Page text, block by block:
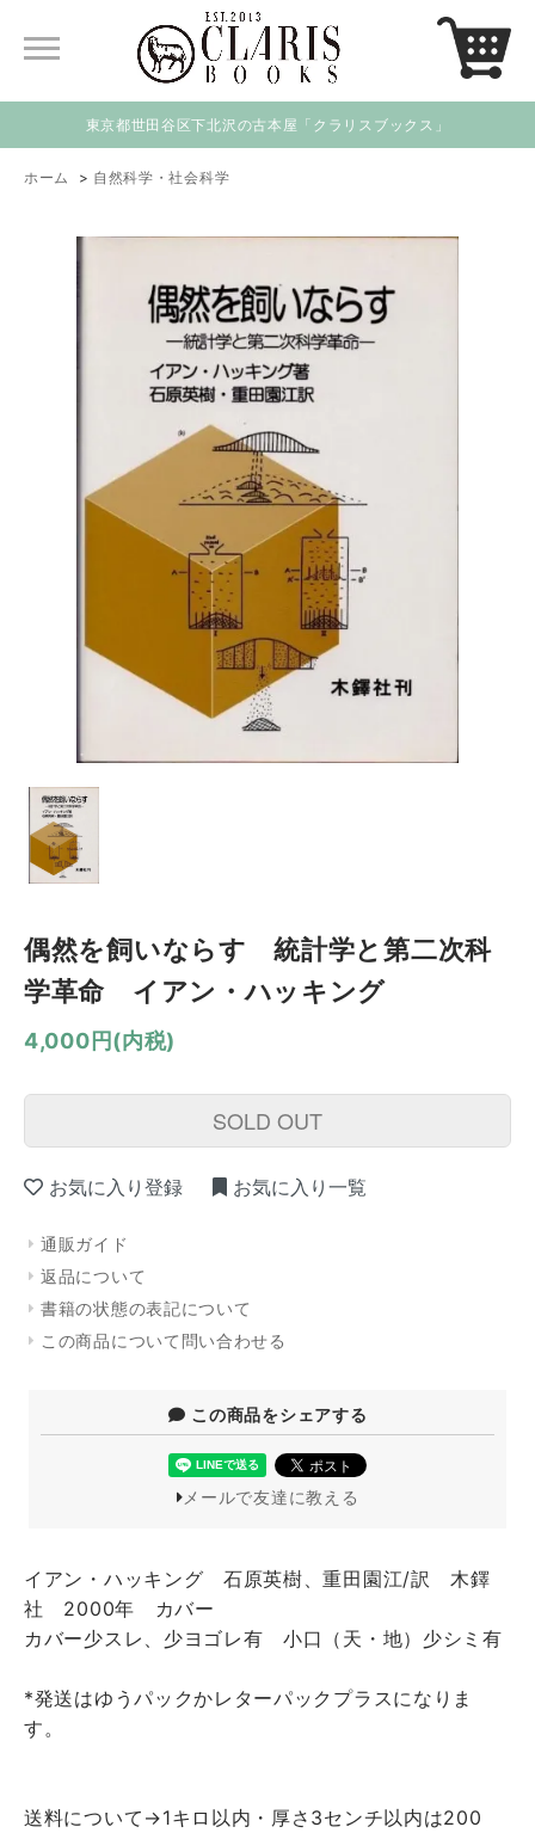
東京都世田谷区下北沢の古本屋「クラリスブックス」
ホーム > 自然科学・社会科学
偶然を飼いならす 統計学と第二次科
学革命 イアン・ハッキング
4,000円(内税)
SOLD OUT
お気に入り登録 お気に入り一覧
通販ガイド
返品について
書籍の状態の表記について
この商品について問い合わせる
この商品をシェアする
メールで友達に教える
イアン・ハッキング 石原英樹、重田園江/訳 木鐸
社 2000年 カバー
カバー少スレ、少ヨゴレ有 小口（天・地）少シミ有
*発送はゆうパックかレターパックプラスになりま
す。
送料について→1キロ以内・厚さ3センチ以内は200